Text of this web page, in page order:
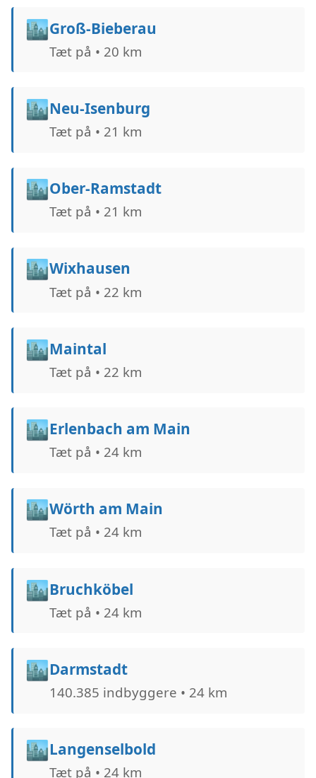
🏙️Groß-Bieberau
Tæt på • 20 km
🏙️Neu-Isenburg
Tæt på • 21 km
🏙️Ober-Ramstadt
Tæt på • 21 km
🏙️Wixhausen
Tæt på • 22 km
🏙️Maintal
Tæt på • 22 km
🏙️Erlenbach am Main
Tæt på • 24 km
🏙️Wörth am Main
Tæt på • 24 km
🏙️Bruchköbel
Tæt på • 24 km
🏙️Darmstadt
140.385 indbyggere • 24 km
🏙️Langenselbold
Tæt på • 24 km